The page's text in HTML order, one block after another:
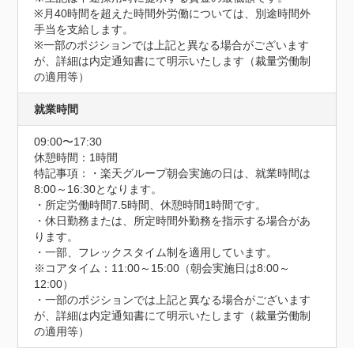
※月40時間を超えた時間外労働については、別途時間外
手当を支給します。
※一部のポジションでは上記と異なる場合がございます
が、詳細は内定通知書にて明示いたします（裁量労働制
の適用等）
就業時間
09:00〜17:30
休憩時間：1時間
特記事項：・楽天グループ朝会実施の日は、就業時間は
8:00～16:30となります。
・所定労働時間7.5時間、休憩時間1時間です。
・休日勤務または、所定時間外勤務を指示する場合があ
ります。
・一部、フレックスタイム制を適用しています。
※コアタイム：11:00～15:00（朝会実施日は8:00～
12:00）
・一部のポジションでは上記と異なる場合がございます
が、詳細は内定通知書にて明示いたします（裁量労働制
の適用等）